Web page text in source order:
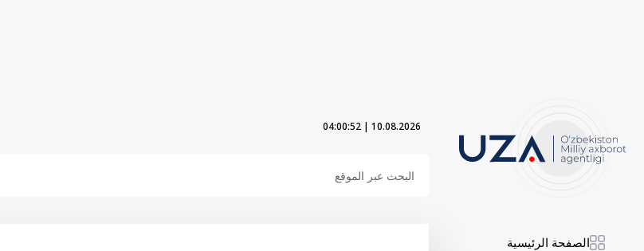
10.08.2026
|
04:00:53
الصفحة الرئيسية